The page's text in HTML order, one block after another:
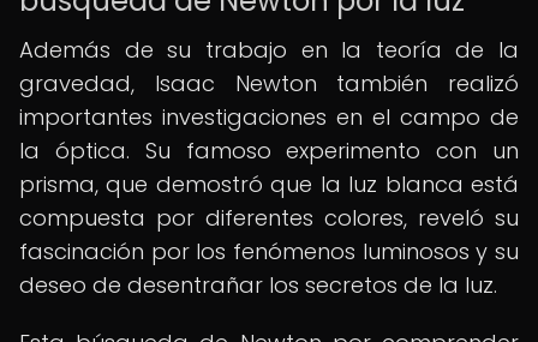
Además de su trabajo en la teoría de la
gravedad, Isaac Newton también realizó
importantes investigaciones en el campo de
la óptica. Su famoso experimento con un
prisma, que demostró que la luz blanca está
compuesta por diferentes colores, reveló su
fascinación por los fenómenos luminosos y su
deseo de desentrañar los secretos de la luz.